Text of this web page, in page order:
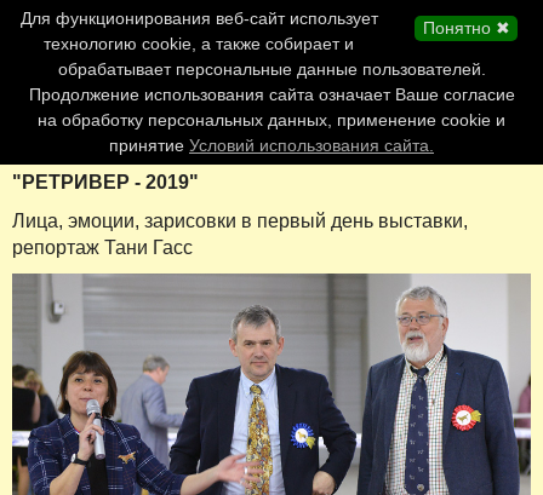
Главная страница
Обновления сайта
Контакты
Персоналии
Форум
"РЕТРИВЕР - 2019"
Лица, эмоции, зарисовки в первый день выставки,
репортаж Тани Гасс
Понятно ✖
Для функционирования веб-сайт использует
технологию cookie, а также собирает и
обрабатывает персональные данные пользователей.
Продолжение использования сайта означает Ваше согласие
на обработку персональных данных, применение cookie и
принятие Условий использования сайта.